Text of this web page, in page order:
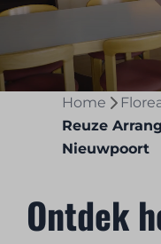
Home
Reuze
Nieuwpoort
Ontdek